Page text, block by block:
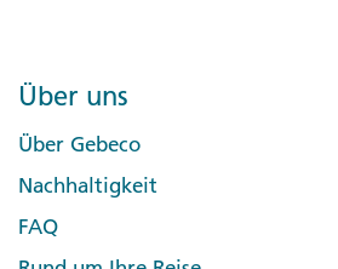
Über uns
Über Gebeco
Nachhaltigkeit
FAQ